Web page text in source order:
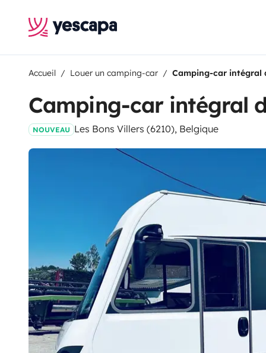
Accueil Louer un camping-car Camping-car intégral
Camping-car intégral
NOUVEAU Les Bons Villers (6210), Belgique